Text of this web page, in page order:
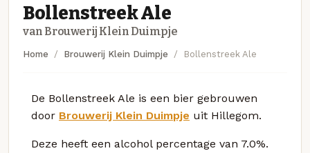
Bollenstreek Ale
van Brouwerij Klein Duimpje
Home Brouwerij Klein Duimpje Bollenstreek Ale
De Bollenstreek Ale is een bier gebrouwen
door Brouwerij Klein Duimpje uit Hillegom.
Deze heeft een alcohol percentage van 7.0%.